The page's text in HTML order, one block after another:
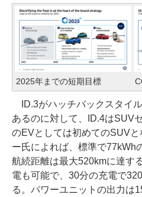
2025年までの短期目標
ID.3がハッチバックスタイ
あるのに対して、ID.4はSUV
のEVとしては初めてのSUV
ー氏によれば、標準で77kWh
航続距離は最大520kmに達す
電も可能で、30分の充電で
る。パワーユニットの出力は